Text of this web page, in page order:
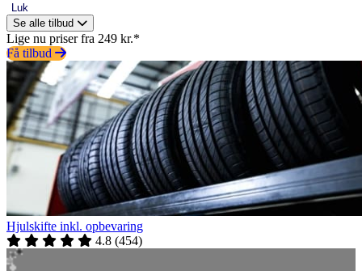
Luk
Se alle tilbud
Lige nu priser fra 249 kr.*
Få tilbud
Hjulskifte inkl. opbevaring
4.8 (454)